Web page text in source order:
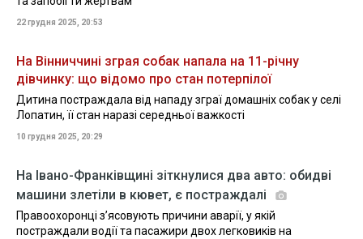
22 грудня 2025, 20:53
На Вінниччині зграя собак напала на 11-річну
дівчинку: що відомо про стан потерпілої
Дитина постраждала від нападу зграї домашніх собак у селі
Лопатин, її стан наразі середньої важкості
10 грудня 2025, 20:29
На Івано-Франківщині зіткнулися два авто: обидві
машини злетіли в кювет, є постраждалі
Правоохоронці з’ясовують причини аварії, у якій
постраждали водії та пасажири двох легковиків на